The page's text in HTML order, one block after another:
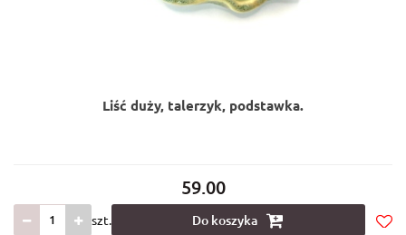
Liść duży, talerzyk, podstawka.
59.00
szt.
Do koszyka